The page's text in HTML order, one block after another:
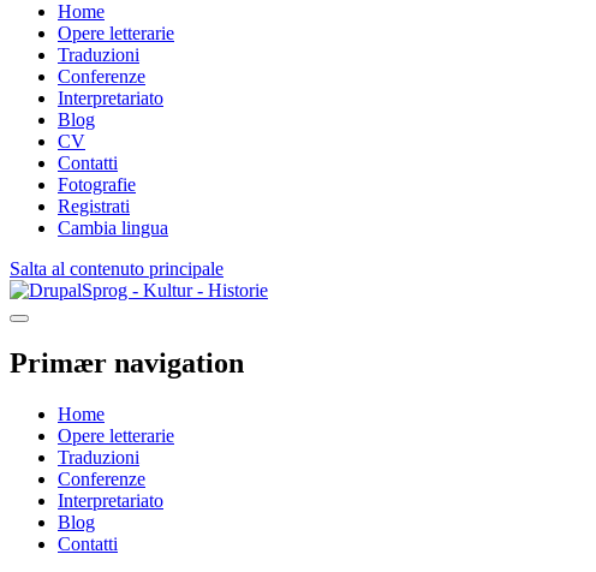
Home
Opere letterarie
Traduzioni
Conferenze
Interpretariato
Blog
CV
Contatti
Fotografie
Registrati
Cambia lingua
Salta al contenuto principale
Sprog - Kultur - Historie
Primær navigation
Home
Opere letterarie
Traduzioni
Conferenze
Interpretariato
Blog
Contatti